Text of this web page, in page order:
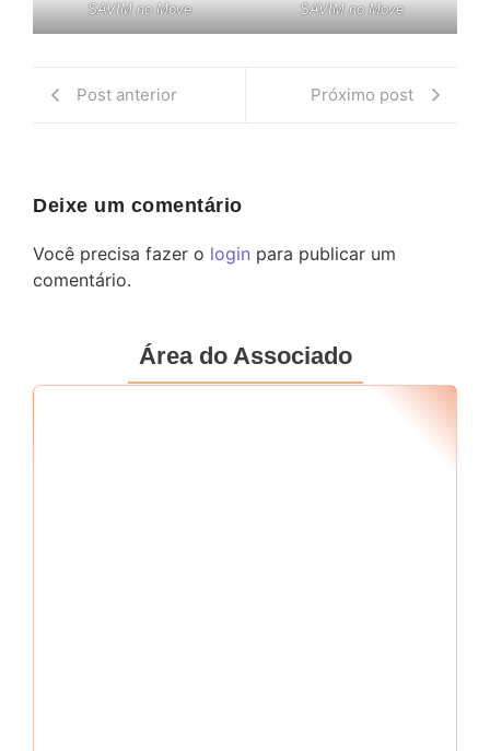
SAVIM no Move SAVIM no Move
Post anterior Próximo post
Deixe um comentário
Você precisa fazer o login para publicar um
comentário.
Área do Associado